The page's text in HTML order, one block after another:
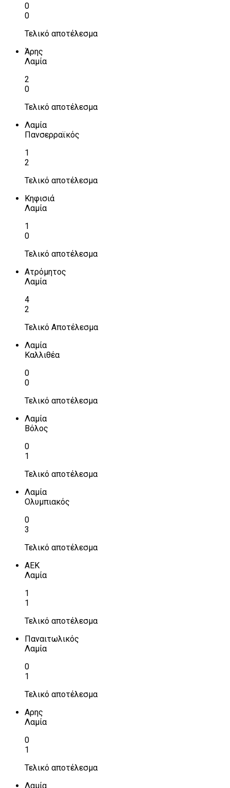
0
0
Τελικό αποτέλεσμα
Άρης
Λαμία
2
0
Τελικό αποτέλεσμα
Λαμία
Πανσερραϊκός
1
2
Τελικό αποτέλεσμα
Κηφισιά
Λαμία
1
0
Τελικό αποτέλεσμα
Ατρόμητος
Λαμία
4
2
Τελικό Αποτέλεσμα
Λαμία
Καλλιθέα
0
0
Τελικό αποτέλεσμα
Λαμία
Βόλος
0
1
Τελικό αποτέλεσμα
Λαμία
Ολυμπιακός
0
3
Τελικό αποτέλεσμα
ΑΕΚ
Λαμία
1
1
Τελικό αποτέλεσμα
Παναιτωλικός
Λαμία
0
1
Τελικό αποτέλεσμα
Αρης
Λαμία
0
1
Τελικό αποτέλεσμα
Λαμία